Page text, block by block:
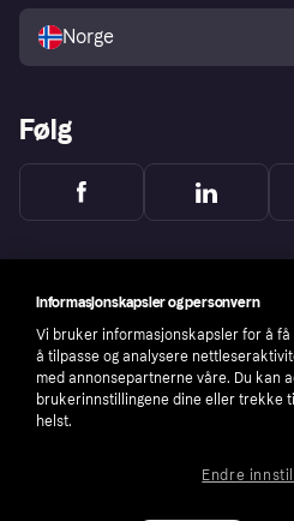
Norge
Følg
Informasjonskapsler og personvern
Vi bruker informasjonskapsler for å
å tilpasse og analysere
med annonsepartnerne våre. Du kan
brukerinnstillingene dine eller trekke
helst.
Endre